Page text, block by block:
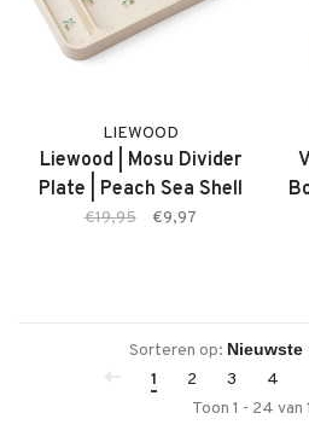
LIEWOOD
Liewood | Mosu Divider
Plate | Peach Sea Shell
€19,95 €9,97
Sorteren op:
1
2 3 4
Toon 1 - 24 van